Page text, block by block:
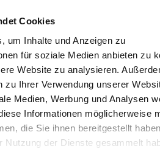
Cookies
um Inhalte und Anzeigen zu
für soziale Medien anbieten zu
Website zu analysieren.
zu Ihrer Verwendung unserer
Medien, Werbung und Analysen
Informationen möglicherweise
die Sie ihnen bereitgestellt
Nutzung der Dienste gesammelt
Matata